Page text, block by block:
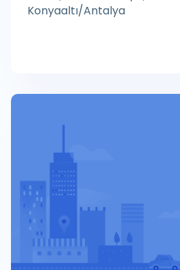
Konyaaltı/Antalya